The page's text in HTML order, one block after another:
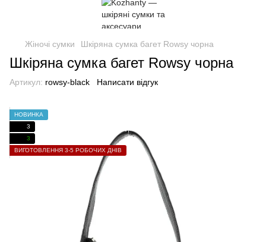
Жіночі сумки Шкіряна сумка багет Rowsy чорна
Шкіряна сумка багет Rowsy чорна
Артикул: rowsy-black Написати відгук
НОВИНКА
3
3
ВИГОТОВЛЕННЯ 3-5 РОБОЧИХ ДНІВ